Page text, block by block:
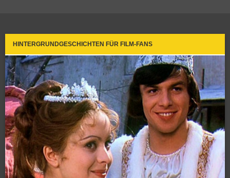
HINTERGRUNDGESCHICHTEN FÜR FILM-FANS